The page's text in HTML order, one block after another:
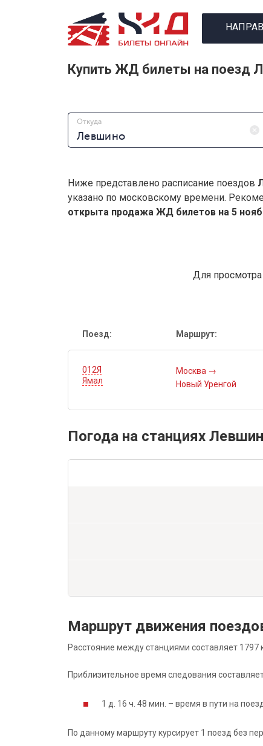
Купить ЖД билеты на поезд
Откуда
Ниже представлено расписание поездов
указано по московскому времени.
открыта продажа ЖД билетов на 5
Для
Поезд: Маршрут:
012Я
Ямал
Москва →
Новый Уренгой
Погода на станциях
Маршрут движения
Расстояние между станциями составляет 1797
Приблизительное время следования
1 д. 16 ч. 48 мин. – время в пути на
По данному маршруту курсирует 1 поезд без